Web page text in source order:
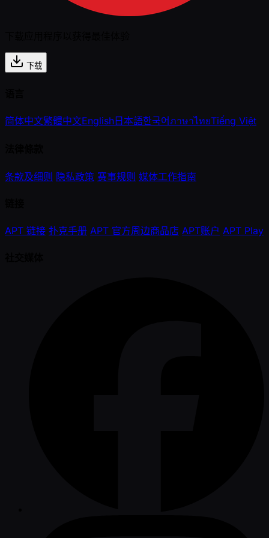
下载
简体中文繁體中文English日本語한국어ภาษาไทยTiếng Việt
条款及细则 隐私政策 赛事规则 媒体工作指南
APT 链接 扑克手册 APT 官方周边商品店 APT账户 APT Play